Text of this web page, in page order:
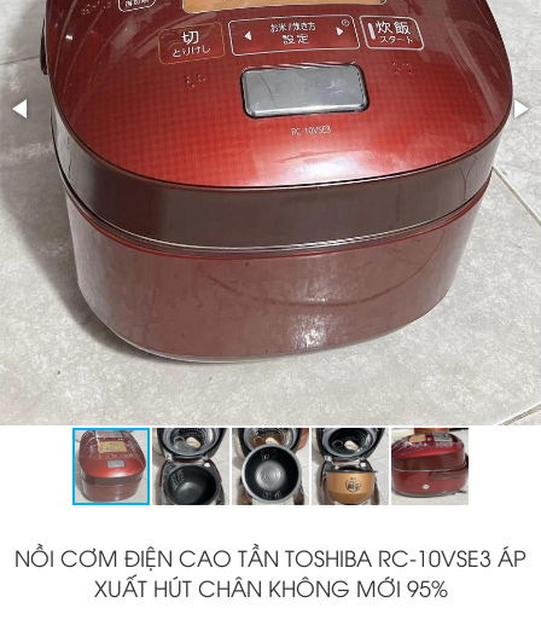
NỒI CƠM ĐIỆN CAO TẦN TOSHIBA RC-10VSE3 ÁP
XUẤT HÚT CHÂN KHÔNG MỚI 95%